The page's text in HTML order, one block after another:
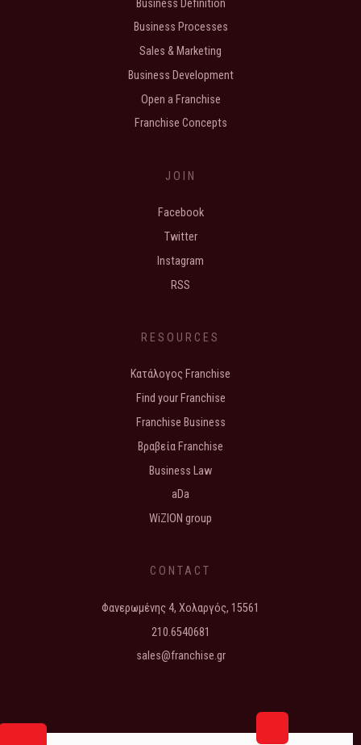
Business Definition
Business Processes
Sales & Marketing
Business Development
Open a Franchise
Franchise Concepts
JOIN
Facebook
Twitter
Instagram
RSS
RESOURCES
Κατάλογος Franchise
Find your Franchise
Franchise Business
Βραβεία Franchise
Business Law
aDa
WiZION group
CONTACT
Φανερωμένης 4, Χολαργός, 15561
210.6540681
sales@franchise.gr